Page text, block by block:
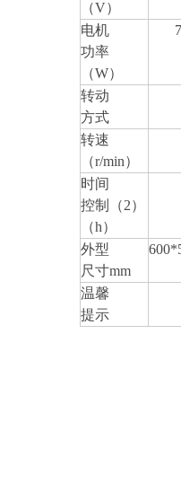
（V）
电机
功率
（W）
转动
方式
转速
（r/min）
时间
控制（2）
（h）
外型
尺寸mm
温馨
提示